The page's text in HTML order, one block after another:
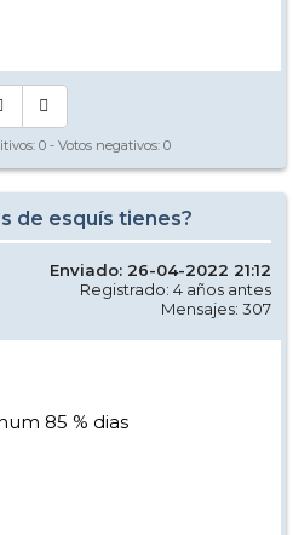
0 - Votos negativos: 0
de esquís tienes?
Enviado: 26-04-2022 21:12
Registrado: 4 años antes
Mensajes: 307
85 % dias